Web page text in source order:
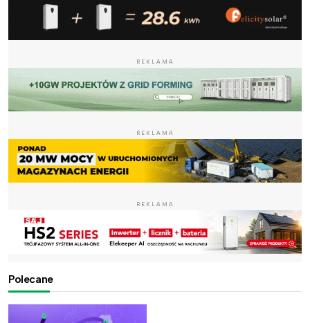
REKLAMA
REKLAMA
REKLAMA
Polecane